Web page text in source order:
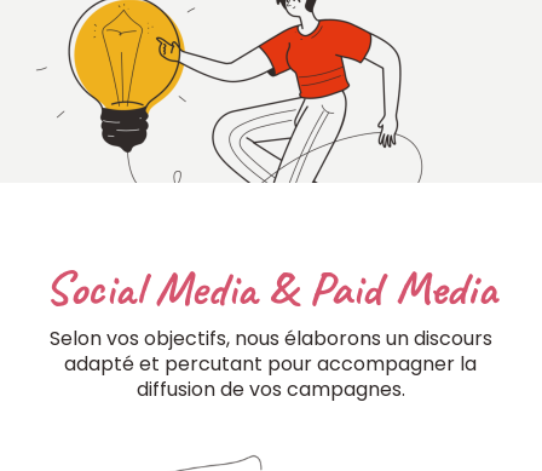
Social Media & Paid Media
Selon vos objectifs, nous élaborons un discours
adapté et percutant pour accompagner la
diffusion de vos campagnes.